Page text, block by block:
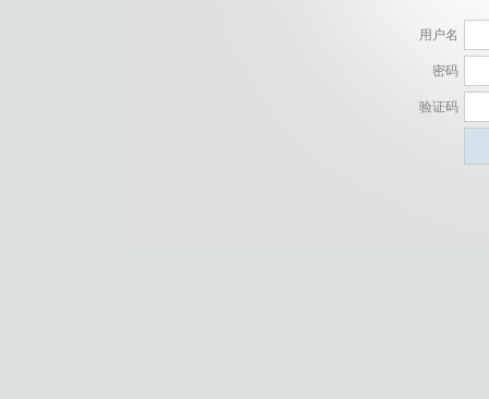
用户名
密码
验证码